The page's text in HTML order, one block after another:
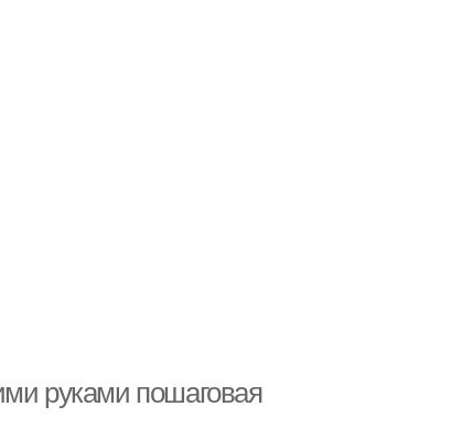
руками пошаговая